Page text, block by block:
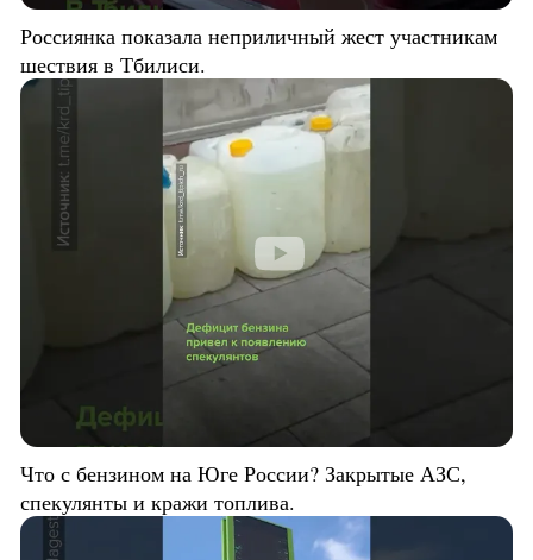
Россиянка показала неприличный жест участникам
шествия в Тбилиси.
Что с бензином на Юге России? Закрытые АЗС,
спекулянты и кражи топлива.